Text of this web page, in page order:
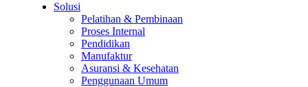
Solusi
Pelatihan & Pembinaan
Proses Internal
Pendidikan
Manufaktur
Asuransi & Kesehatan
Penggunaan Umum